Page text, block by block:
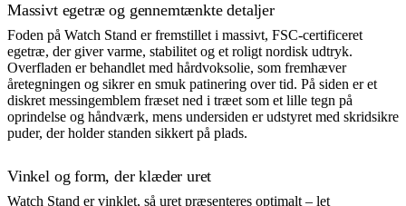
Massivt egetræ og gennemtænkte detaljer
Foden på Watch Stand er fremstillet i massivt, FSC-certificeret
egetræ, der giver varme, stabilitet og et roligt nordisk udtryk.
Overfladen er behandlet med hårdvoksolie, som fremhæver
åretegningen og sikrer en smuk patinering over tid. På siden er et
diskret messingemblem fræset ned i træet som et lille tegn på
oprindelse og håndværk, mens undersiden er udstyret med skridsikre
puder, der holder standen sikkert på plads.
Vinkel og form, der klæder uret
Watch Stand er vinklet, så uret præsenteres optimalt – let